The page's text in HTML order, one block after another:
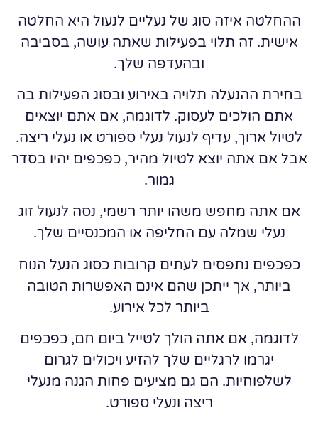
ההחלטה איזה סוג של נעליים לנעול היא החלטה
אישית. זה תלוי בפעילות שאתה עושה, בסביבה
ובהעדפה שלך.
בחירת ההנעלה תלויה באירוע ובסוג הפעילות בה
אתם הולכים לעסוק. לדוגמה, אם אתם יוצאים
לטיול ארוך, עדיף לנעול נעלי ספורט או נעלי ריצה.
אבל אם אתה יוצא לטיול מהיר, כפכפים יהיו בסדר
גמור.
אם אתה מחפש משהו יותר רשמי, נסה לנעול זוג
נעלי שמלה עם החליפה או המכנסיים שלך.
כפכפים נתפסים לעתים קרובות כסוג הנעל הנוח
ביותר, אך ייתכן שהם אינם האפשרות הטובה
ביותר לכל אירוע.
לדוגמה, אם אתה הולך לטייל ביום חם, כפכפים
יגרמו לרגליים שלך להזיע ויכולים לגרום
לשלפוחיות. הם גם מציעים פחות הגנה מנעלי
ריצה ונעלי ספורט.